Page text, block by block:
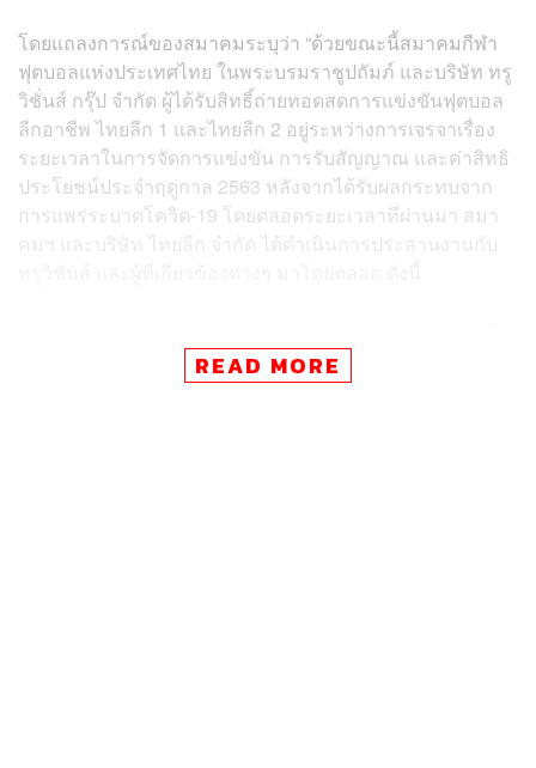
โดยแถลงการณ์ของสมาคมระบุว่า “ด้วยขณะนี้สมาคมกีฬา
ฟุตบอลแห่งประเทศไทย ในพระบรมราชูปถัมภ์ และบริษัท ทรู
วิชั่นส์ กรุ๊ป จำกัด ผู้ได้รับสิทธิ์ถ่ายทอดสดการแข่งขันฟุตบอล
ลีกอาชีพ ไทยลีก 1 และไทยลีก 2 อยู่ระหว่างการเจรจาเรื่อง
ระยะเวลาในการจัดการแข่งขัน การรับสัญญาณ และค่าสิทธิ
ประโยชน์ประจำฤดูกาล 2563 หลังจากได้รับผลกระทบจาก
การแพร่ระบาดโควิด-19 โดยตลอดระยะเวลาที่ผ่านมา สมา
คมฯ และบริษัท ไทยลีก จำกัด ได้ดำเนินการประสานงานกับ
035/2563 และ TL-036/2563 ถึงทรูวิชั่นส์ เรื่องแจ้ง
โปรแกรมการแข่งขันฟุตบอลลีกอาชีพ ประจำฤดูกาล
READ MORE